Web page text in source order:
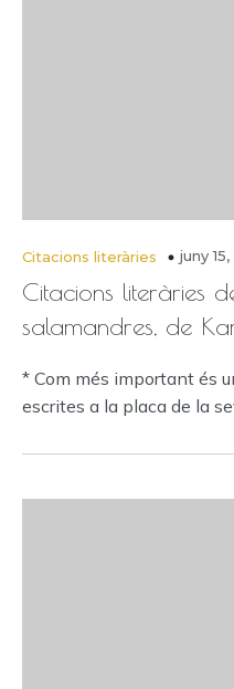
Citacions literàries juny
Citacions literàries
salamandres, de
* Com més important és
escrites a la placa de la